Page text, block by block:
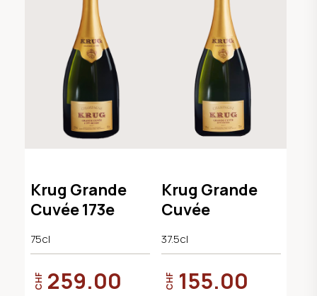
Krug Grande
Cuvée 173e
75cl
CHF 259.00
Krug Grande
Cuvée
37.5cl
CHF 155.00